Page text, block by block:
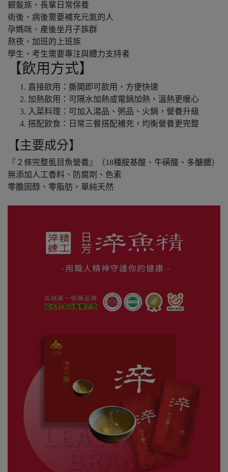
銀髮族、長輩日常保養
術後、病後需要補充元氣的人
孕媽咪、產後坐月子族群
熬夜、加班的上班族
學生、考生需要專注與體力支持者
【飲用方式】
直接飲用：撕開即可飲用，方便快速
加熱飲用：可隔水加熱或電鍋加熱，溫熱更暖心
入菜料理：可加入湯品、粥品、火鍋，營養升級
搭配飲食：日常三餐搭配補充，均衡營養更完整
【主要成分】
『２條完整虱目魚營養』（18種胺基酸、牛磺酸、多醣體）
無添加人工香料、防腐劑、色素
零膽固醇、零脂肪，單純天然